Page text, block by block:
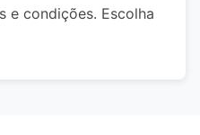
e condições. Escolha